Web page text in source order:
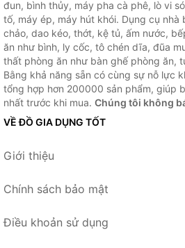
đun, bình thủy, máy pha cà phê, lò vi
tố, máy ép, máy hút khói. Dụng cụ nhà
chảo, dao kéo, thớt, kệ tủ, ấm nước,
ăn như bình, ly cốc, tô chén dĩa, đũa
thất phòng ăn như bàn ghế phòng ăn,
Bằng khả năng sẵn có cùng sự nỗ lực
tổng hợp hơn 200000 sản phẩm, giúp
nhất trước khi mua. Chúng tôi không
VỀ ĐỒ GIA DỤNG TỐT
Giới thiệu
Chính sách bảo mật
Điều khoản sử dụng